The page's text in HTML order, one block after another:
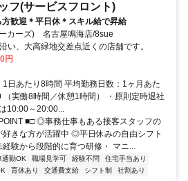
フ(サービスフロント)
歓迎＊平日休＊スキル給で昇給
カーズ) 名古屋鳴海店/8sue
い、大高緑地交差点近くの店舗です。
円
日あたり8時間 平均勤務日数：1ヶ月あた
実働8時間／休憩1時間） ・原則定時退社
10:00～20:00...
■□ ◎事務仕事もある接客スタッフの
きな方が活躍中 ◎平日休みの自由シフト
験から段階的に育つ研修・ マニ...
通勤OK 職場見学可 経験不問
住宅手当あり
育休あり 交通費支給 シフト制 社割あり